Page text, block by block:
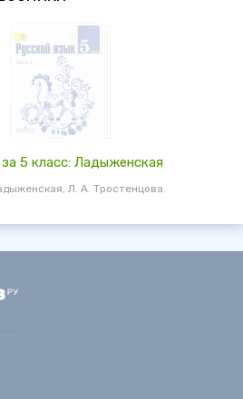
5 класс: Ладыженская
Л. А. Тростенцова.